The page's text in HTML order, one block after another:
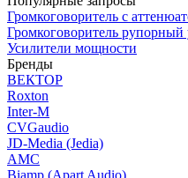
Громкоговоритель с
Громкоговоритель
Усилители мощности
Бренды
ВЕКТОР
Roxton
Inter-M
CVGaudio
JD-Media (Jedia)
AMC
Biamp (Apart Audio)